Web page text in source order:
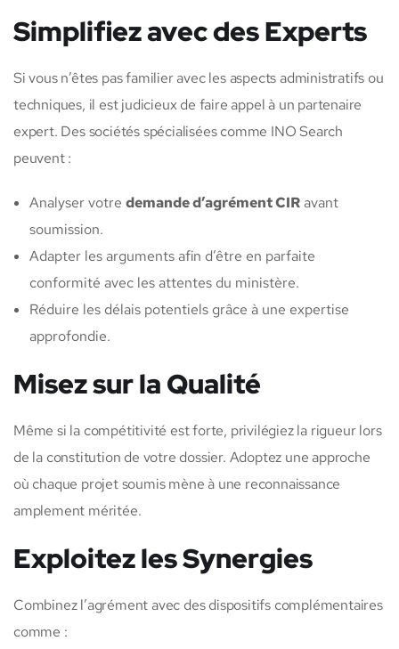
Simplifiez avec des Experts
Si vous n’êtes pas familier avec les aspects administratifs ou
techniques, il est judicieux de faire appel à un partenaire
expert. Des sociétés spécialisées comme INO Search
peuvent :
Analyser votre demande d’agrément CIRavant
soumission.
Adapter les arguments afin d’être en parfaite
conformité avec les attentes du ministère.
Réduire les délais potentiels grâce à une expertise
approfondie.
Misez sur la Qualité
Même si la compétitivité est forte, privilégiez la rigueur lors
de la constitution de votre dossier. Adoptez une approche
où chaque projet soumis mène à une reconnaissance
amplement méritée.
Exploitez les Synergies
Combinez l’agrément avec des dispositifs complémentaires
comme :